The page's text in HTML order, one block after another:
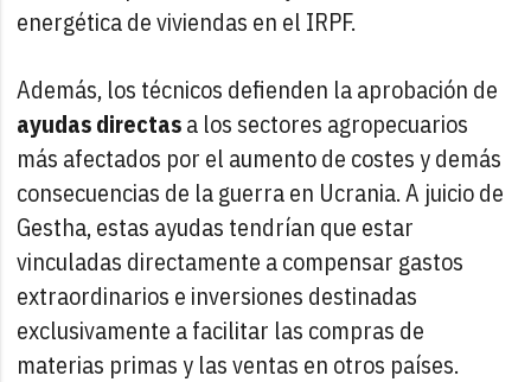
energética de viviendas en el IRPF.
Además, los técnicos defienden la aprobación de
ayudas directasa los sectores agropecuarios
más afectados por el aumento de costes y demás
consecuencias de la guerra en Ucrania. A juicio de
Gestha, estas ayudas tendrían que estar
vinculadas directamente a compensar gastos
extraordinarios e inversiones destinadas
exclusivamente a facilitar las compras de
materias primas y las ventas en otros países.